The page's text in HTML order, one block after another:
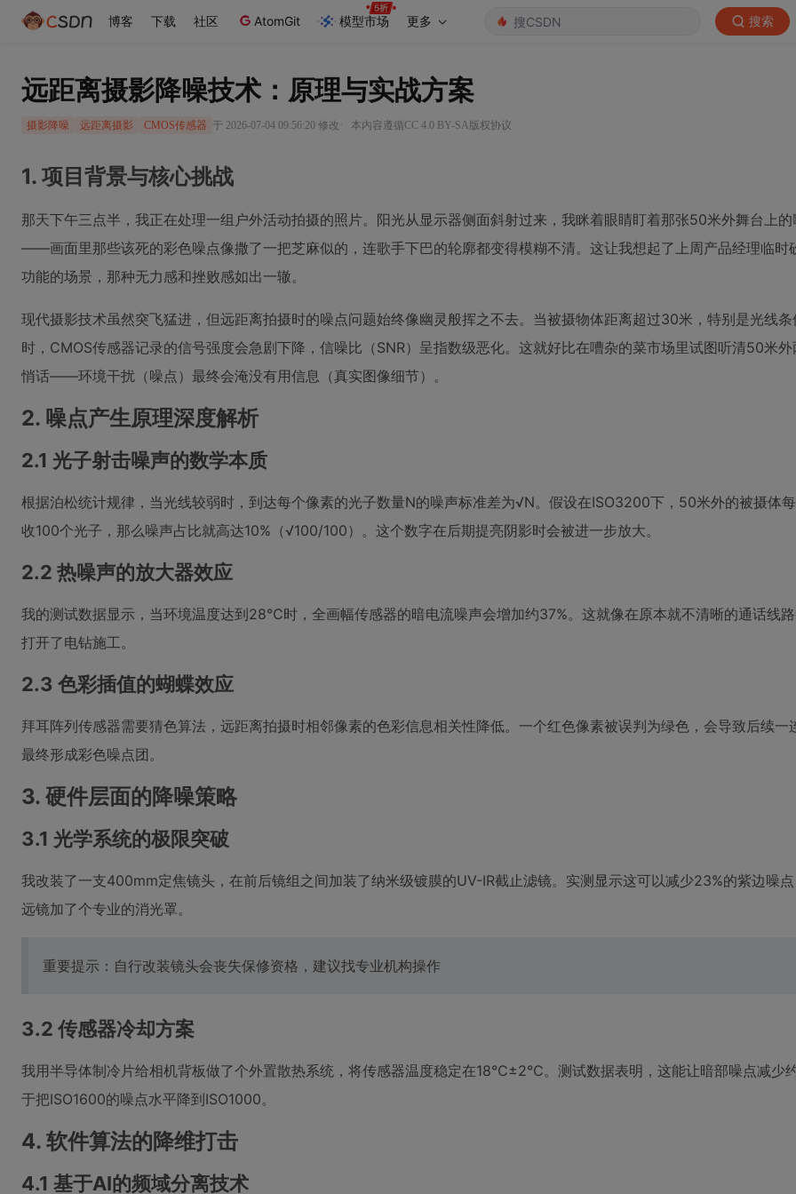
博客 下载 社区 AtomGit 模型市场 更多 搜索
远距离摄影降噪技术：原理与实战方案
摄影降噪 远距离摄影 CMOS传感器 于 2026-07-04 09:56:20 修改 · 本内容遵循CC 4.0 BY-SA版权协议
1. 项目背景与核心挑战
那天下午三点半，我正在处理一组户外活动拍摄的照片。阳光从显示器侧面斜射过来，我眯着眼睛盯着那张50米外舞台上
——画面里那些该死的彩色噪点像撒了一把芝麻似的，连歌手下巴的轮廓都变得模糊不清。这让我想起了上周产品经理临时
功能的场景，那种无力感和挫败感如出一辙。
现代摄影技术虽然突飞猛进，但远距离拍摄时的噪点问题始终像幽灵般挥之不去。当被摄物体距离超过30米，特别是光线
时，CMOS传感器记录的信号强度会急剧下降，信噪比（SNR）呈指数级恶化。这就好比在嘈杂的菜市场里试图听清50米
悄话——环境干扰（噪点）最终会淹没有用信息（真实图像细节）。
2. 噪点产生原理深度解析
2.1 光子射击噪声的数学本质
根据泊松统计规律，当光线较弱时，到达每个像素的光子数量N的噪声标准差为√N。假设在ISO3200下，50米外的被摄体
收100个光子，那么噪声占比就高达10%（√100/100）。这个数字在后期提亮阴影时会被进一步放大。
2.2 热噪声的放大器效应
我的测试数据显示，当环境温度达到28℃时，全画幅传感器的暗电流噪声会增加约37%。这就像在原本就不清晰的通话线
打开了电钻施工。
2.3 色彩插值的蝴蝶效应
拜耳阵列传感器需要猜色算法，远距离拍摄时相邻像素的色彩信息相关性降低。一个红色像素被误判为绿色，会导致后续一
最终形成彩色噪点团。
3. 硬件层面的降噪策略
3.1 光学系统的极限突破
我改装了一支400mm定焦镜头，在前后镜组之间加装了纳米级镀膜的UV-IR截止滤镜。实测显示这可以减少23%的紫边噪
远镜加了个专业的消光罩。
重要提示：自行改装镜头会丧失保修资格，建议找专业机构操作
3.2 传感器冷却方案
我用半导体制冷片给相机背板做了个外置散热系统，将传感器温度稳定在18℃±2℃。测试数据表明，这能让暗部噪点减少
于把ISO1600的噪点水平降到ISO1000。
4. 软件算法的降维打击
4.1 基于AI的频域分离技术